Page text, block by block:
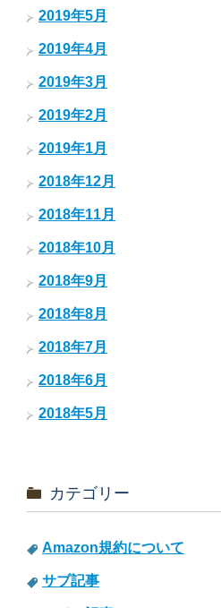
2019年5月
2019年4月
2019年3月
2019年2月
2019年1月
2018年12月
2018年11月
2018年10月
2018年9月
2018年8月
2018年7月
2018年6月
2018年5月
カテゴリー
Amazon規約について
サブ記事